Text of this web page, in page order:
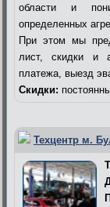
области и
определенных
При этом мы
лист, скидки и
платежа, выезд
Скидки:
Техцентр м.